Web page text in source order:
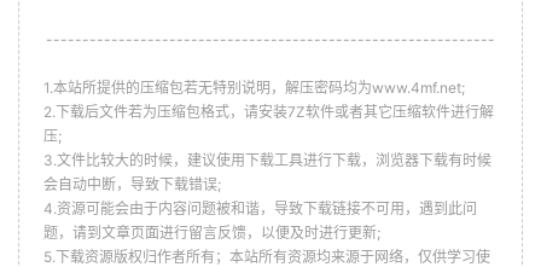
--------------------------------------------------------------
1.本站所提供的压缩包若无特别说明，解压密码均为www.4mf.net;
2.下载后文件若为压缩包格式，请安装7Z软件或者其它压缩软件进行解
压;
3.文件比较大的时候，建议使用下载工具进行下载，浏览器下载有时候
会自动中断，导致下载错误;
4.资源可能会由于内容问题被和谐，导致下载链接不可用，遇到此问
题，请到文章页面进行留言反馈，以便及时进行更新;
5.下载资源版权归作者所有；本站所有资源均来源于网络，仅供学习使